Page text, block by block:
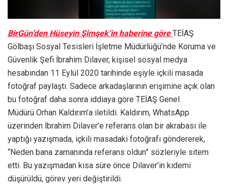
BirGün’den Hüseyin Şimşek’in haberine göreTEİAŞ
Gölbaşı Sosyal Tesisleri İşletme Müdürlüğü’nde Koruma ve
Güvenlik Şefi İbrahim Dilaver, kişisel sosyal medya
hesabından 11 Eylül 2020 tarihinde eşiyle içkili masada
fotoğraf paylaştı. Sadece arkadaşlarının erişimine açık olan
bu fotoğraf daha sonra iddiaya göre TEİAŞ Genel
Müdürü Orhan Kaldırım’a iletildi. Kaldırım, WhatsApp
üzerinden İbrahim Dilaver’e referans olan bir akrabası ile
yaptığı yazışmada, içkili masadaki fotoğrafı göndererek,
“Neden bana zamanında referans oldun” sözleriyle sitem
etti. Bu yazışmadan kısa süre önce Dilaver’in kıdemi
düşürüldü, görev yeri değiştirildi.